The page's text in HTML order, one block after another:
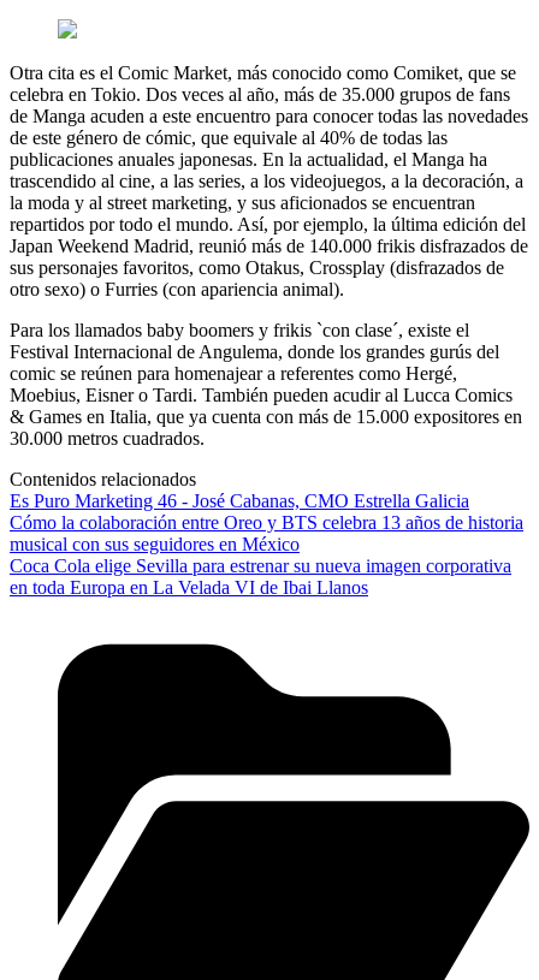
Otra cita es el Comic Market, más conocido como Comiket, que se
celebra en Tokio. Dos veces al año, más de 35.000 grupos de fans
de Manga acuden a este encuentro para conocer todas las novedades
de este género de cómic, que equivale al 40% de todas las
publicaciones anuales japonesas. En la actualidad, el Manga ha
trascendido al cine, a las series, a los videojuegos, a la decoración, a
la moda y al street marketing, y sus aficionados se encuentran
repartidos por todo el mundo. Así, por ejemplo, la última edición del
Japan Weekend Madrid, reunió más de 140.000 frikis disfrazados de
sus personajes favoritos, como Otakus, Crossplay (disfrazados de
otro sexo) o Furries (con apariencia animal).
Para los llamados baby boomers y frikis `con clase´, existe el
Festival Internacional de Angulema, donde los grandes gurús del
comic se reúnen para homenajear a referentes como Hergé,
Moebius, Eisner o Tardi. También pueden acudir al Lucca Comics
& Games en Italia, que ya cuenta con más de 15.000 expositores en
30.000 metros cuadrados.
Contenidos relacionados
Es Puro Marketing 46 - José Cabanas, CMO Estrella Galicia
Cómo la colaboración entre Oreo y BTS celebra 13 años de historia
musical con sus seguidores en México
Coca Cola elige Sevilla para estrenar su nueva imagen corporativa
en toda Europa en La Velada VI de Ibai Llanos